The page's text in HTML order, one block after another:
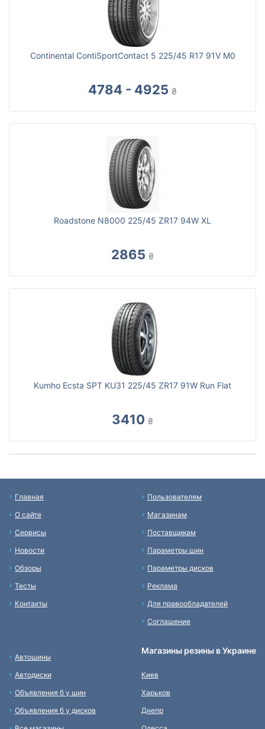
Continental ContiSportContact 5 225/45 R17 91V M0
4784 - 4925 ₴
Roadstone N8000 225/45 ZR17 94W XL
2865 ₴
Kumho Ecsta SPT KU31 225/45 ZR17 91W Run Flat
3410 ₴
Главная
О сайте
Сервисы
Новости
Обзоры
Тесты
Контакты
Пользователям
Магазинам
Поставщикам
Параметры шин
Параметры дисков
Реклама
Для правообладателей
Соглашение
Автошины
Автодиски
Объявления б у шин
Объявления б у дисков
Магазины резины в Украине
Киев
Харьков
Днепр